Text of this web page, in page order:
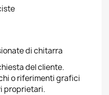
di chitarra
del cliente.
o riferimenti grafici
proprietari.